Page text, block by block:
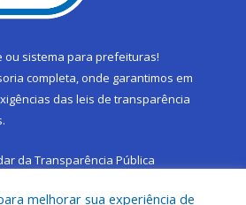
ou sistema para prefeituras!
completa, onde garantimos em
das leis de transparência
da Transparência Pública
melhorar sua experiência de